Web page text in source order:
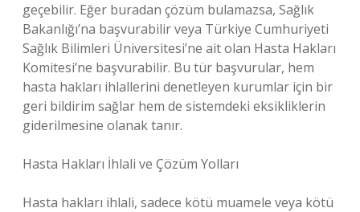
geçebilir. Eğer buradan çözüm bulamazsa, Sağlık
Bakanlığı’na başvurabilir veya Türkiye Cumhuriyeti
Sağlık Bilimleri Üniversitesi’ne ait olan Hasta Hakları
Komitesi’ne başvurabilir. Bu tür başvurular, hem
hasta hakları ihlallerini denetleyen kurumlar için bir
geri bildirim sağlar hem de sistemdeki eksikliklerin
giderilmesine olanak tanır.
Hasta Hakları İhlali ve Çözüm Yolları
Hasta hakları ihlali, sadece kötü muamele veya kötü